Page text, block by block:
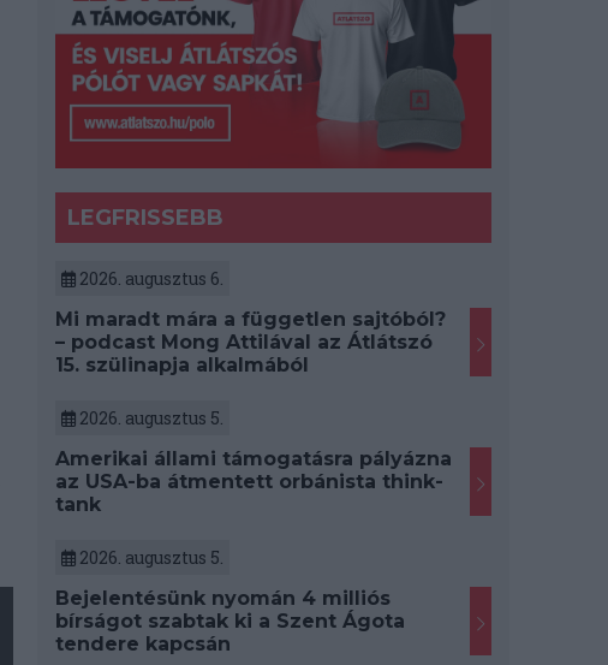
LEGFRISSEBB
2026. augusztus 6.
Mi maradt mára a független sajtóból?
– podcast Mong Attilával az Átlátszó
15. szülinapja alkalmából
2026. augusztus 5.
Amerikai állami támogatásra pályázna
az USA-ba átmentett orbánista think-
tank
2026. augusztus 5.
Bejelentésünk nyomán 4 milliós
bírságot szabtak ki a Szent Ágota
tendere kapcsán